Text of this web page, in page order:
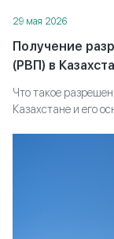
29 мая 2026
Получение
(РВП) в
Что такое
Казахстане и его
разрешение на